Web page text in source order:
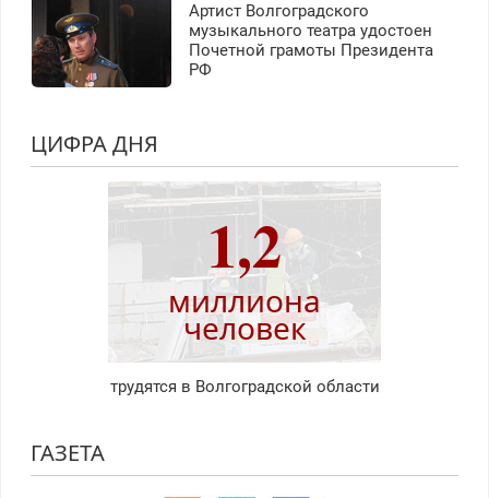
Артист Волгоградского
музыкального театра удостоен
Почетной грамоты Президента
РФ
ЦИФРА ДНЯ
1,2
миллиона
человек
трудятся в Волгоградской области
ГАЗЕТА